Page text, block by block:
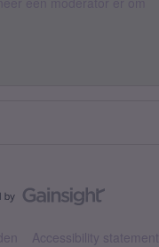
Accessibility statement